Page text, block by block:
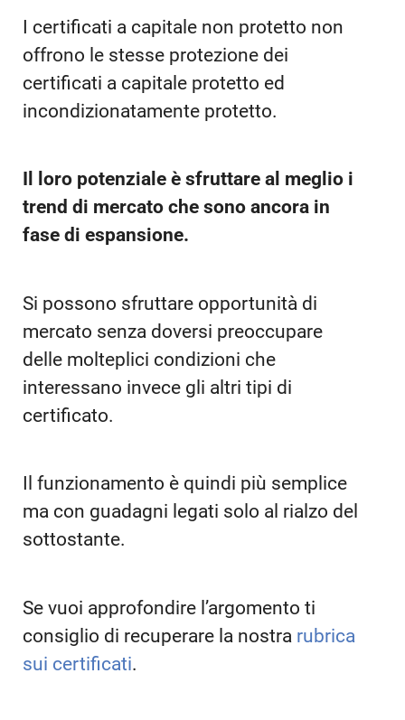
I certificati a capitale non protetto non
offrono le stesse protezione dei
certificati a capitale protetto ed
incondizionatamente protetto.
Il loro potenziale è sfruttare al meglio i
trend di mercato che sono ancora in
fase di espansione.
Si possono sfruttare opportunità di
mercato senza doversi preoccupare
delle molteplici condizioni che
interessano invece gli altri tipi di
certificato.
Il funzionamento è quindi più semplice
ma con guadagni legati solo al rialzo del
sottostante.
Se vuoi approfondire l’argomento ti
consiglio di recuperare la nostra rubrica
sui certificati.